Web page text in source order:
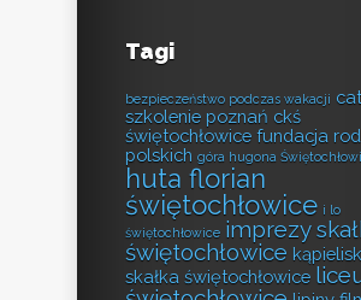
Tagi
bezpieczeństwo podczas wakacji
szkolenie poznań ckś
świętochłowice fundacja
polskich góra hugona
huta florian
świętochłowice i lo
świętochłowice imprezy
świętochłowice
skałka świętochłowice